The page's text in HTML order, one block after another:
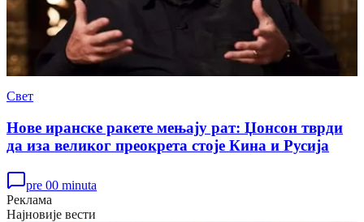
Свет
Нове иранске ракете мењају рат: Џонсон тврди
да иза великог преокрета стоје Кина и Русија
pre 00 minuta
Реклама
Најновије вести